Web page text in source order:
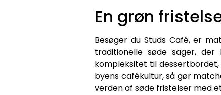
En grøn
Besøger du Studs Café, er
traditionelle søde sager,
kompleksitet til
byens cafékultur, så gør
verden af søde fristelser med